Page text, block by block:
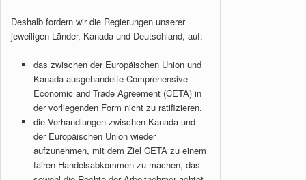
Deshalb fordern wir die Regierungen unserer
jeweiligen Länder, Kanada und Deutschland, auf:
das zwischen der Europäischen Union und
Kanada ausgehandelte Comprehensive
Economic and Trade Agreement (CETA) in
der vorliegenden Form nicht zu ratifizieren.
die Verhandlungen zwischen Kanada und
der Europäischen Union wieder
aufzunehmen, mit dem Ziel CETA zu einem
fairen Handelsabkommen zu machen, das